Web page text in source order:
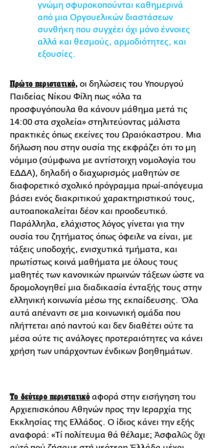
γνώμη σφυροκοπούνται καθημερινά
από μια Οργουελικών διαστάσεων
συνθήκη που συγχέει όχι μόνο έννοιες
αλλά και θεσμούς, αρμοδιότητες, και
εξουσίες.
Πρώτο περιστατικό, οι δηλώσεις του Υπουργού
Παιδείας Νίκου Φίλη πως «όλα τα
προσφυγόπουλα θα κάνουν μάθημα μετά τις
14:00 στα σχολεία» στηλιτεύοντας μάλιστα
πρακτικές όπως εκείνες του Ωραιόκαστρου. Μια
δήλωση που στην ουσία της εκφράζει ότι το μη
νόμιμο (σύμφωνα με αντίστοιχη νομολογία του
ΕΔΔΑ), δηλαδή ο διαχωρισμός μαθητών σε
διαφορετικό σχολικό πρόγραμμα πρωί-απόγευμα
βάσει ενός διακριτικού χαρακτηριστικού τους,
αυτοαποκαλείται δέον και προοδευτικό.
Παράλληλα, ελάχιστος λόγος γίνεται για την
ουσία του ζητήματος όπως όφειλε να είναι, με
τάξεις υποδοχής, ενισχυτικά τμήματα, και
πρωτίστως κοινά μαθήματα με όλους τους
μαθητές των κανονικών πρωινών τάξεων ώστε να
δρομολογηθεί μια διαδικασία ένταξής τους στην
ελληνική κοινωνία μέσω της εκπαίδευσης. Όλα
αυτά απέναντι σε μια κοινωνική ομάδα που
πλήττεται από παντού και δεν διαθέτει ούτε τα
μέσα ούτε τις ανάλογες προτεραιότητες να κάνει
χρήση των υπάρχοντων ένδικων βοηθημάτων.
Το δεύτερο περιστατικόαφορά στην εισήγηση του
Αρχιεπισκόπου Αθηνών προς την Ιεραρχία της
Εκκλησίας της Ελλάδος. Ο ίδιος κάνει την εξής
αναφορά: «Τί πολίτευμα θά θέλαμε; Ἀσφαλῶς ὄχι